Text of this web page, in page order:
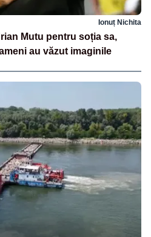
Ionuț Nichita
Mutu pentru soția sa,
au văzut imaginile